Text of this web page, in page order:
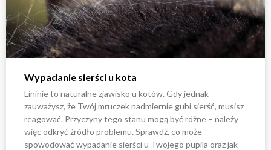
Wypadanie sierści u kota
Lininie to naturalne zjawisko u kotów. Gdy jednak
zauważysz, że Twój mruczek nadmiernie gubi sierść, musisz
reagować. Przyczyny tego stanu mogą być różne – należy
więc odkryć źródło problemu. Sprawdź, co może
spowodować wypadanie sierści u Twojego pupila oraz jak